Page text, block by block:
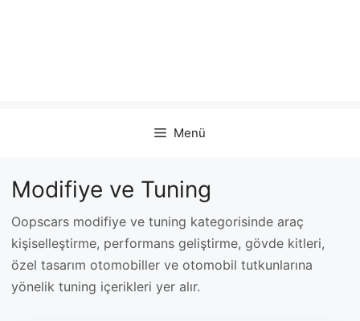
Menü
Modifiye ve Tuning
Oopscars modifiye ve tuning kategorisinde araç
kişiselleştirme, performans geliştirme, gövde kitleri,
özel tasarım otomobiller ve otomobil tutkunlarına
yönelik tuning içerikleri yer alır.